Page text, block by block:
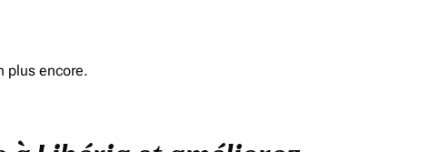
plus encore.